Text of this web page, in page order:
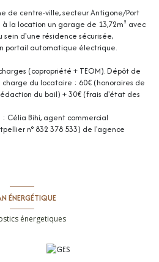
de centre-ville, secteur Antigone/Port
à la location un garage de 13,72m² avec
d'une résidence sécurisée,
portail automatique électrique.
(copropriété + TEOM). Dépôt de
du locataire : 60€ (honoraires de
du bail) + 30€ (frais d'état des
Célia Bihi, agent commercial
n° 832 378 533) de l'agence
ÉNERGÉTIQUE
énergetiques